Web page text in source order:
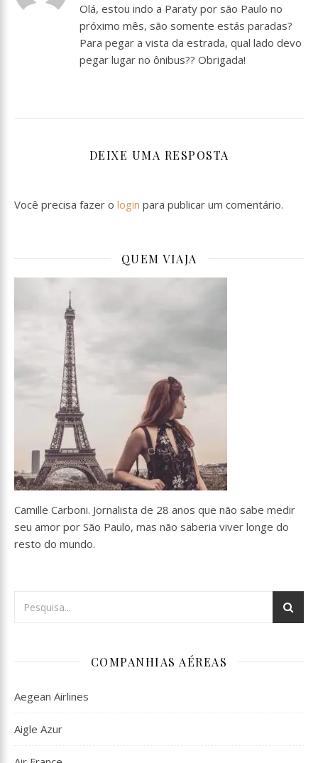
Olá, estou indo a Paraty por são Paulo no
próximo mês, são somente estás paradas?
Para pegar a vista da estrada, qual lado devo
pegar lugar no ônibus?? Obrigada!
DEIXE UMA RESPOSTA
Você precisa fazer o login para publicar um comentário.
QUEM VIAJA
Camille Carboni. Jornalista de 28 anos que não sabe medir
seu amor por São Paulo, mas não saberia viver longe do
resto do mundo.
COMPANHIAS AÉREAS
Aegean Airlines
Aigle Azur